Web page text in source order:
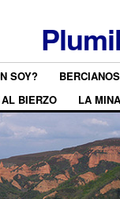
SOY?
BIERZO
LA MINA